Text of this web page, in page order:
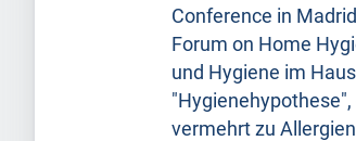
Conference in
Forum on Home
und Hygiene im
vermehrt zu